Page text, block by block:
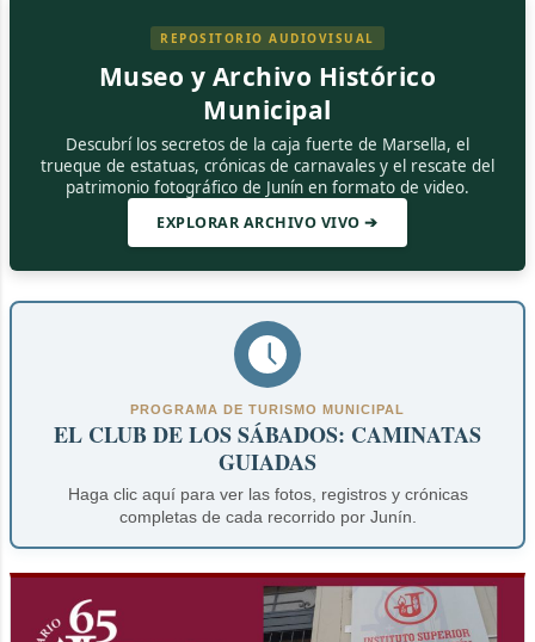
REPOSITORIO AUDIOVISUAL
Museo y Archivo Histórico
Municipal
Descubrí los secretos de la caja fuerte de Marsella, el
trueque de estatuas, crónicas de carnavales y el rescate del
patrimonio fotográfico de Junín en formato de video.
EXPLORAR ARCHIVO VIVO ➔
PROGRAMA DE TURISMO MUNICIPAL
EL CLUB DE LOS SÁBADOS: CAMINATAS
GUIADAS
Haga clic aquí para ver las fotos, registros y crónicas
completas de cada recorrido por Junín.